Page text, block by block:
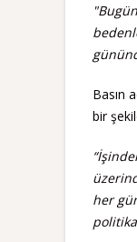
Basın
bir
her